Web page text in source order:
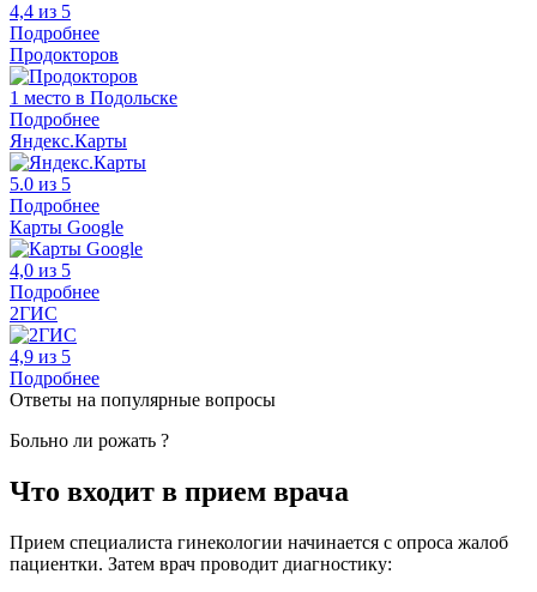
4,4 из 5
Подробнее
Продокторов
1 место в Подольске
Подробнее
Яндекс.Карты
5.0 из 5
Подробнее
Карты Google
4,0 из 5
Подробнее
2ГИС
4,9 из 5
Подробнее
Ответы на популярные вопросы
Больно ли рожать ?
Что входит в прием врача
Прием специалиста гинекологии начинается с опроса жалоб
пациентки. Затем врач проводит диагностику: